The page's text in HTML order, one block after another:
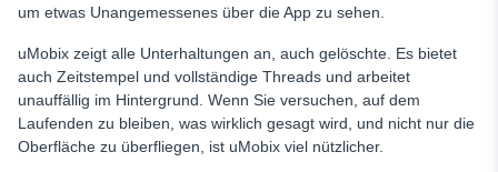
um etwas Unangemessenes über die App zu sehen.
uMobix zeigt alle Unterhaltungen an, auch gelöschte. Es bietet
auch Zeitstempel und vollständige Threads und arbeitet
unauffällig im Hintergrund. Wenn Sie versuchen, auf dem
Laufenden zu bleiben, was wirklich gesagt wird, und nicht nur die
Oberfläche zu überfliegen, ist uMobix viel nützlicher.